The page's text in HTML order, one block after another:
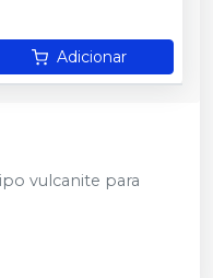
Adicionar
vulcanite para